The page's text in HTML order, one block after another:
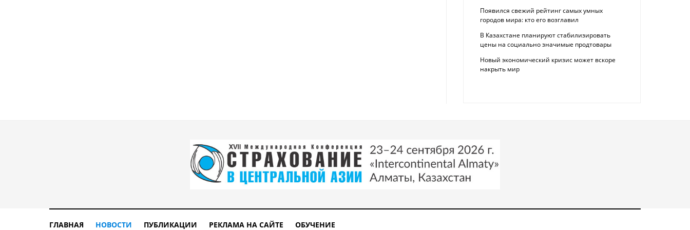
Появился свежий рейтинг самых умных
городов мира: кто его возглавил
В Казахстане планируют стабилизировать
цены на социально значимые продтовары
Новый экономический кризис может вскоре
накрыть мир
ГЛАВНАЯ НОВОСТИ ПУБЛИКАЦИИ РЕКЛАМА НА САЙТЕ ОБУЧЕНИЕ